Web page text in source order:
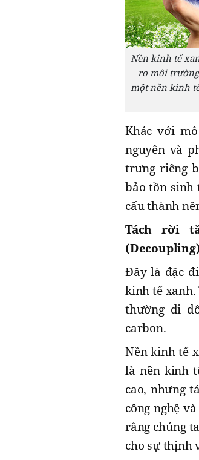
Nền kinh tế
ro môi
một nền kinh
Khác với
nguyên và
trưng riêng
bảo tồn sinh
cấu thành
Tách rời
Đây là đặc
kinh tế xanh.
thường đi
carbon.
Nền kinh tế
là nền kinh
cao, nhưng
công nghệ
rằng chúng
cho sự thịnh